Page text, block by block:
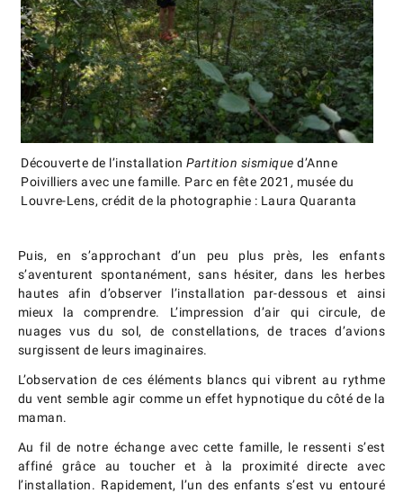
Découverte de l’installation Partition sismique d’Anne
Poivilliers avec une famille. Parc en fête 2021, musée du
Louvre-Lens, crédit de la photographie : Laura Quaranta
Puis, en s’approchant d’un peu plus près, les enfants
s’aventurent spontanément, sans hésiter, dans les herbes
hautes afin d’observer l’installation par-dessous et ainsi
mieux la comprendre. L’impression d’air qui circule, de
nuages vus du sol, de constellations, de traces d’avions
surgissent de leurs imaginaires.
L’observation de ces éléments blancs qui vibrent au rythme
du vent semble agir comme un effet hypnotique du côté de la
maman.
Au fil de notre échange avec cette famille, le ressenti s’est
affiné grâce au toucher et à la proximité directe avec
l’installation. Rapidement, l’un des enfants s’est vu entouré